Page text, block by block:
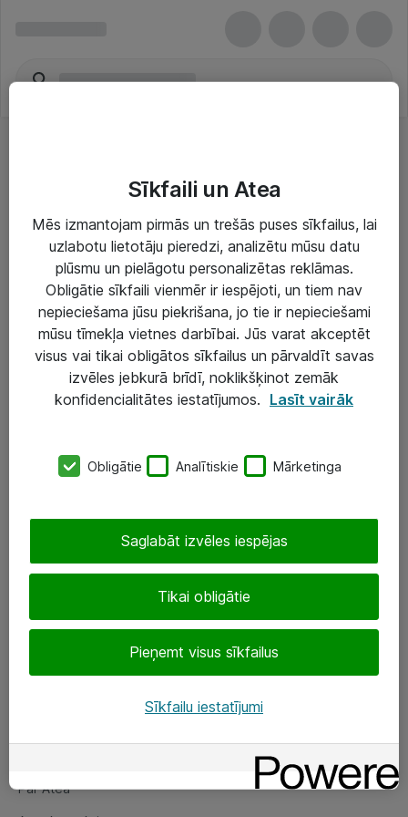
Risinājumi & Pakalpojumi
IT serviss un atbalsts
IT infrastruktūra
Darba vietu IT risinājumi
Serveri un datu centri
SIA „ATEA”
eShop@atea.lv
Sekojiet mums
Par Atea
Par Atea
Sīkfaili un Atea
Mēs izmantojam pirmās un trešās puses sīkfailus, lai
uzlabotu lietotāju pieredzi, analizētu mūsu datu
plūsmu un pielāgotu personalizētas reklāmas.
Obligātie sīkfaili vienmēr ir iespējoti, un tiem nav
nepieciešama jūsu piekrišana, jo tie ir nepieciešami
mūsu tīmekļa vietnes darbībai. Jūs varat akceptēt
visus vai tikai obligātos sīkfailus un pārvaldīt savas
izvēles jebkurā brīdī, noklikšķinot zemāk
konfidencialitātes iestatījumos. Lasīt vairāk
Obligātie Analītiskie Mārketinga
Tikai obligātie
Pieņemt visus sīkfailus
Saglabāt izvēles iespējas
Sīkfailu iestatījumi